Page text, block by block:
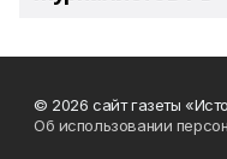
© 2026 сайт газеты
Об использовании